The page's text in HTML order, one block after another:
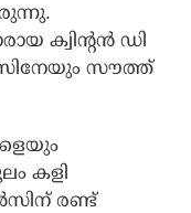
ക്വിന്റന്‍ ഡി
സൗത്ത്
കളി
രണ്ട്